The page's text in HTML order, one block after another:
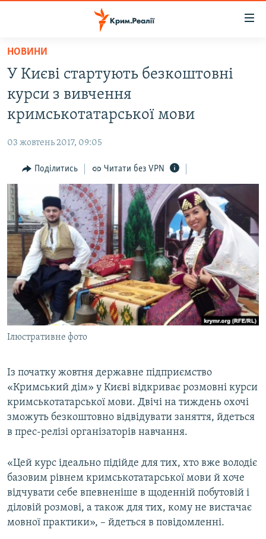
Перейти
основного
матеріалу
Перейти
до
основної
Перейти
до
пошуку
ВІДЕО ТА ФОТО
БЛОГИ
ПОГЛЯД
ІНТЕРВ'Ю
ВСЕ ЗА ДЕНЬ
СПЕЦПРОЕКТИ
ДЕПОРТАЦІЯ
ВІДЕОУРОКИ «ELIFBE»
СВІДЧЕННЯ ОКУПАЦІЇ
УКРАЇНСЬКА ПРОБЛЕМА КРИМУ
ІНФОГРАФІКА
ЯК ОБІЙТИ БЛОКУВАННЯ
Русский
Qırımtatar
ДОЛУЧАЙСЯ!
Усі сайти RFE/RL
НОВИНИ
У Києві стартують безкоштовні
курси з вивчення
кримськотатарської мови
03 жовтень 2017, 09:05
Поділитись Читати без VPN
Ілюстративне фото
Із початку жовтня державне підприємство
«Кримський дім» у Києві відкриває розмовні курси
кримськотатарської мови. Двічі на тиждень охочі
зможуть безкоштовно відвідувати заняття, йдеться
в прес-релізі організаторів навчання.
«Цей курс ідеально підійде для тих, хто вже володіє
базовим рівнем кримськотатарської мови й хоче
відчувати себе впевненіше в щоденній побутовій і
діловій розмові, а також для тих, кому не вистачає
мовної практики», – йдеться в повідомленні.